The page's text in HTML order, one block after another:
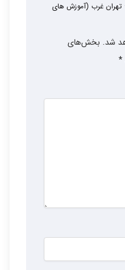
تهران غرب (آموزش های
شد. بخش‌های
*